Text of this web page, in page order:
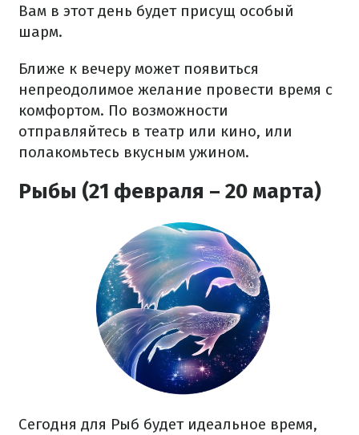
Вам в этот день будет присущ особый
шарм.
Ближе к вечеру может появиться
непреодолимое желание провести время с
комфортом. По возможности
отправляйтесь в театр или кино, или
полакомьтесь вкусным ужином.
Рыбы (21 февраля – 20 марта)
Сегодня для Рыб будет идеальное время,